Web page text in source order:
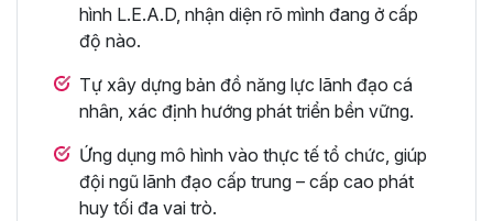
hình L.E.A.D, nhận diện rõ mình đang ở cấp
độ nào.
Tự xây dựng bản đồ năng lực lãnh đạo cá
nhân, xác định hướng phát triển bền vững.
Ứng dụng mô hình vào thực tế tổ chức, giúp
đội ngũ lãnh đạo cấp trung – cấp cao phát
huy tối đa vai trò.